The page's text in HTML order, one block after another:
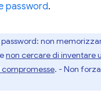
password.
non
non cercare di inventare
. - Non